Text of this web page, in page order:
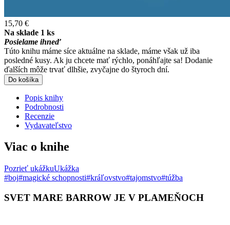
15,70 €
Na sklade 1 ks
Posielame ihneď
Túto knihu máme síce aktuálne na sklade, máme však už iba
posledné kusy. Ak ju chcete mať rýchlo, ponáhľajte sa! Dodanie
ďalších môže trvať dlhšie, zvyčajne do štyroch dní.
Do košíka
Popis knihy
Podrobnosti
Recenzie
Vydavateľstvo
Viac o knihe
Pozrieť ukážkuUkážka
#boj#magické schopnosti#kráľovstvo#tajomstvo#túžba
SVET MARE BARROW JE V PLAMEŇOCH